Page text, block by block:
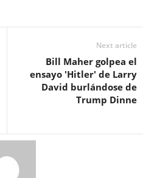
Next article
Bill Maher golpea el
ensayo 'Hitler' de Larry
David burlándose de
Trump Dinne